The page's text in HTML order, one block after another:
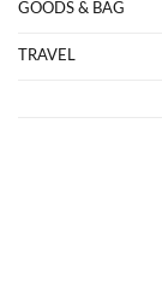
GOODS & BAG
TRAVEL